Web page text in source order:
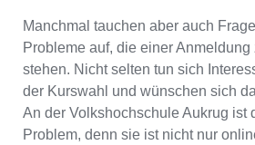
Manchmal tauchen aber auch
Probleme auf, die einer
stehen. Nicht selten tun sich
der Kurswahl und wünschen sich
An der Volkshochschule Aukrug ist
Problem, denn sie ist nicht nur